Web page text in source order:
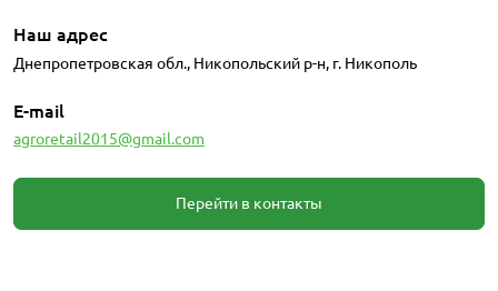
Наш адрес
Днепропетровская обл., Никопольский р-н, г. Никополь
E-mail
agroretail2015@gmail.com
Перейти в контакты